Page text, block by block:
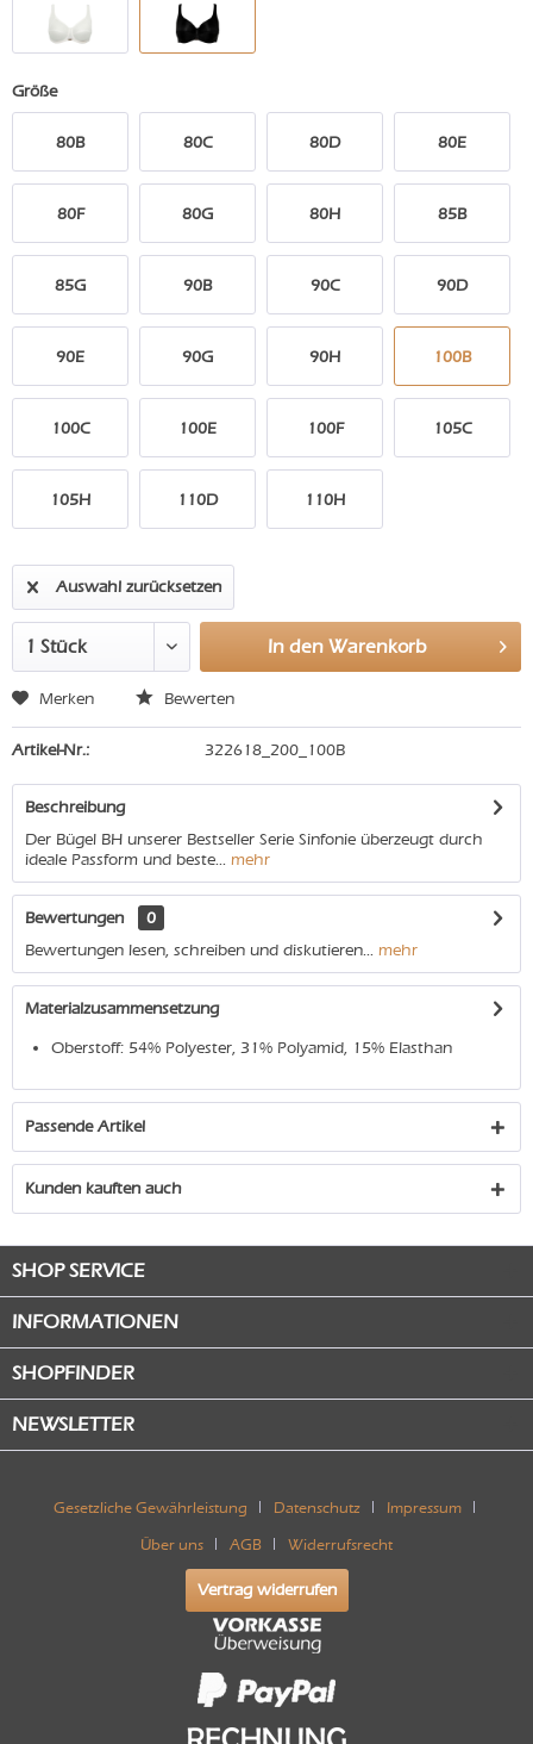
Größe
80B 80C 80D 80E
80F 80G 80H 85B
85G 90B 90C 90D
90E 90G 90H 100B
100C 100E 100F 105C
105H 110D 110H
Auswahl zurücksetzen
In den Warenkorb
Merken Bewerten
Artikel-Nr.: 322618_200_100B
Beschreibung
Der Bügel BH unserer Bestseller Serie Sinfonie überzeugt durch
ideale Passform und beste... mehr
Bewertungen
0
Bewertungen lesen, schreiben und diskutieren... mehr
Materialzusammensetzung
Oberstoff: 54% Polyester, 31% Polyamid, 15% Elasthan
Passende Artikel
Kunden kauften auch
SHOP SERVICE
INFORMATIONEN
SHOPFINDER
NEWSLETTER
Gesetzliche Gewährleistung Datenschutz Impressum
Über uns AGB Widerrufsrecht
Vertrag widerrufen